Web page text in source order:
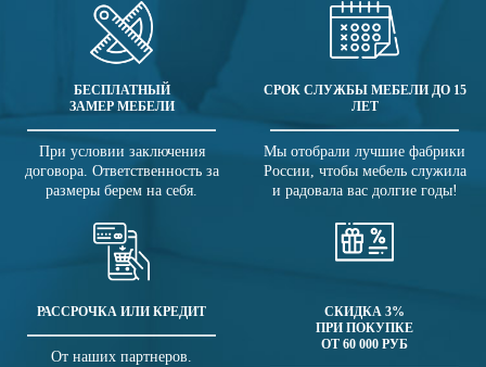
БЕСПЛАТНЫЙ
ЗАМЕР МЕБЕЛИ
При условии заключения
договора. Ответственность за
размеры берем на себя.
СРОК СЛУЖБЫ МЕБЕЛИ ДО 15
ЛЕТ
Мы отобрали лучшие фабрики
России, чтобы мебель служила
и радовала вас долгие годы!
РАССРОЧКА ИЛИ КРЕДИТ
От наших партнеров.
СКИДКА 3%
ПРИ ПОКУПКЕ
ОТ 60 000 РУБ